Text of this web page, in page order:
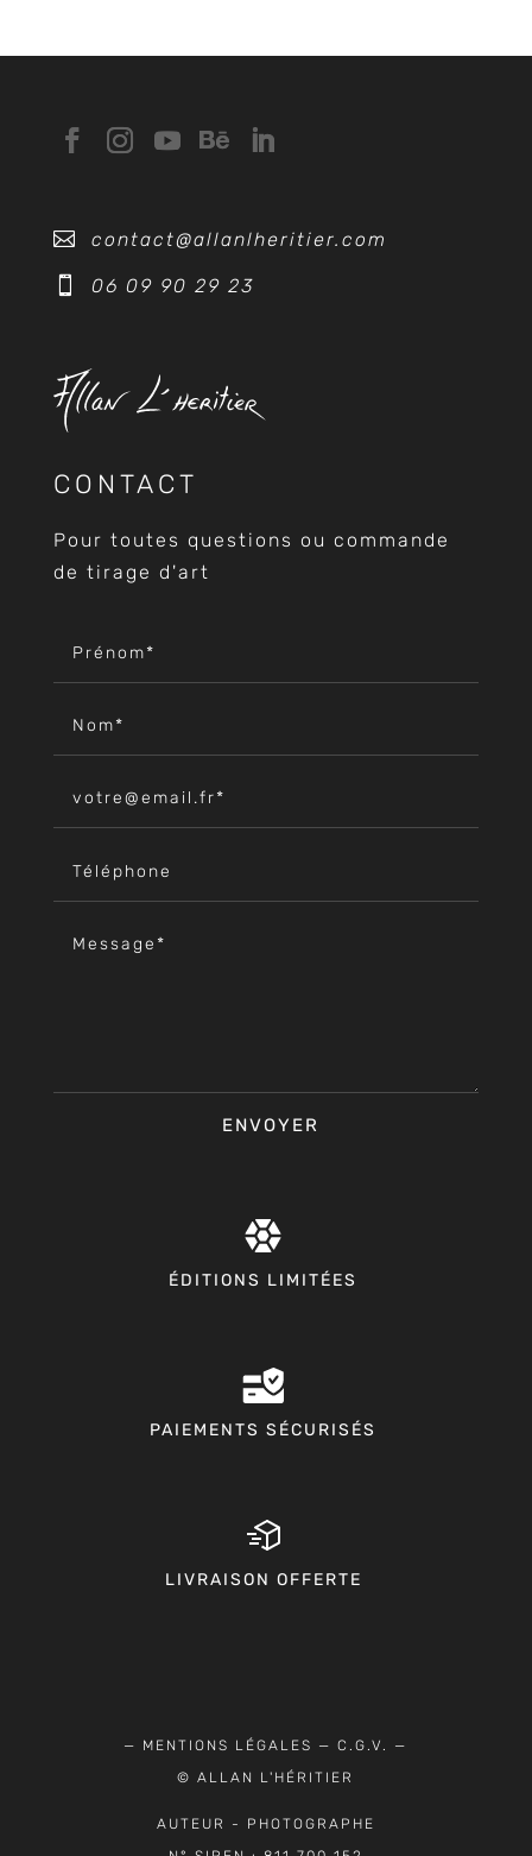
 contact@allanlheritier.com
 06 09 90 29 23
CONTACT
Pour toutes questions ou commande
de tirage d'art
ENVOYER
ÉDITIONS LIMITÉES
PAIEMENTS SÉCURISÉS
LIVRAISON OFFERTE
— MENTIONS LÉGALES —C.G.V.
—
© ALLAN L'HÉRITIER
AUTEUR - PHOTOGRAPHE